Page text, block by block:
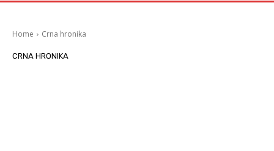
Home Crna hronika
CRNA HRONIKA